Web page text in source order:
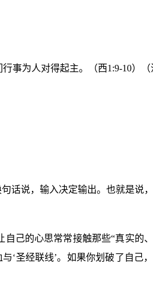
事为人对得起主。（西1:9-10）
话说，输入决定输出。也就是说
己的心思常常接触那些“真实
‘圣经联线’。如果你划破了自